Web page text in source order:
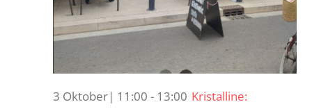
3 Oktober| 11:00 - 13:00 Kristalline: